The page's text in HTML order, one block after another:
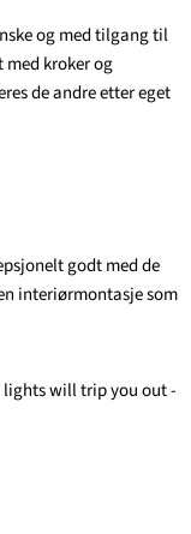
og med tilgang til
kroker og
de andre etter eget
godt med de
interiørmontasje som